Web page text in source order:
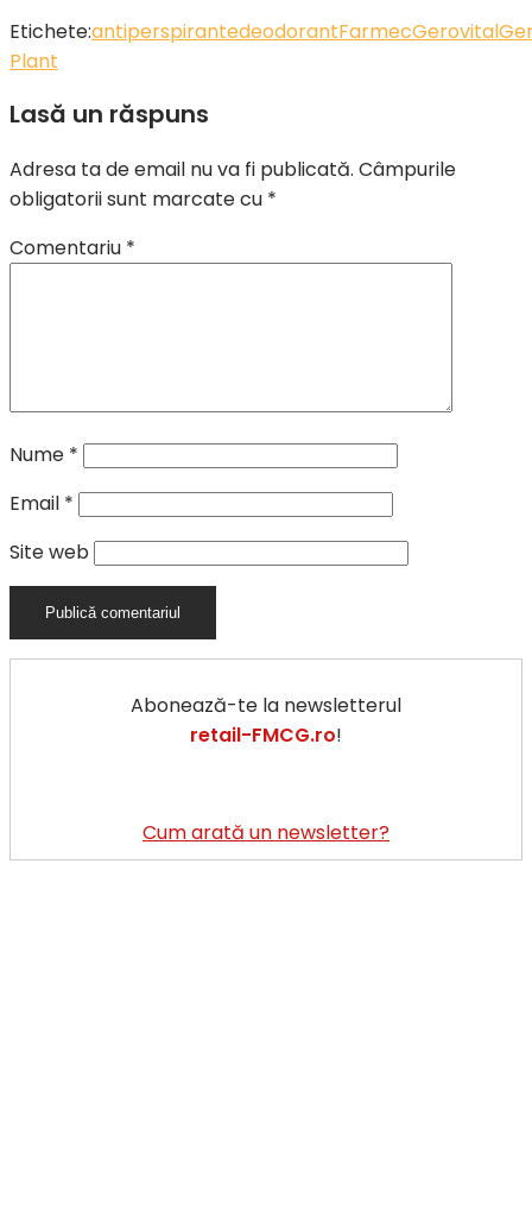
Etichete:antiperspirantedeodorantFarmecGerovital
Plant
Lasă un răspuns
Adresa ta de email nu va fi publicată. Câmpurile
obligatorii sunt marcate cu *
Comentariu *
Nume *
Email *
Site web
Abonează-te la newsletterul
retail-FMCG.ro!
Cum arată un newsletter?